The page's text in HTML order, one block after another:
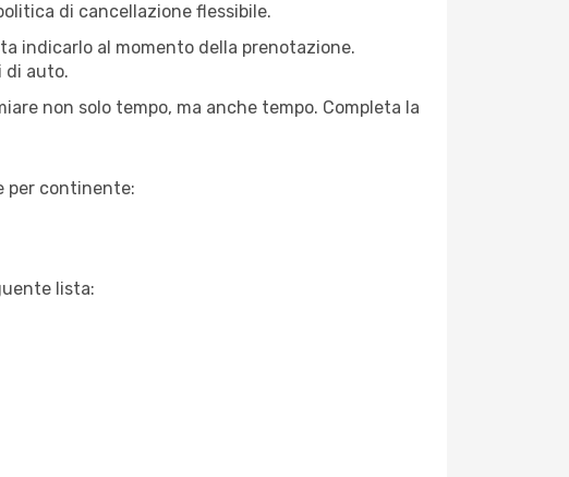
di cancellazione flessibile.
indicarlo al momento della prenotazione.
di auto.
non solo tempo, ma anche tempo. Completa la
per continente:
lista: